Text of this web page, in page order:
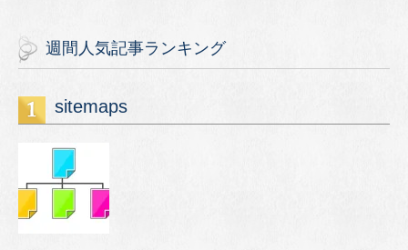
週間人気記事ランキング
sitemaps